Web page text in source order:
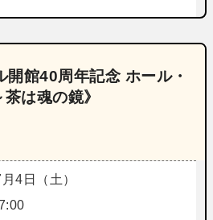
開館40周年記念 ホール・
は魂の鏡》
4日（土）